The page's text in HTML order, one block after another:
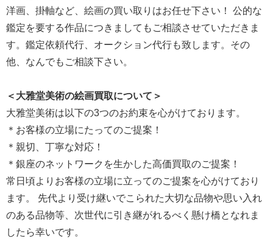
洋画、掛軸など、絵画の買い取りはお任せ下さい！ 公的な
鑑定を要する作品につきましてもご相談させていただきま
す。鑑定依頼代行、オークション代行も致します。その
他、なんでもご相談下さい。
＜大雅堂美術の絵画買取について＞
大雅堂美術は以下の3つのお約束を心がけております。
＊お客様の立場にたってのご提案！
＊親切、丁寧な対応！
＊銀座のネットワークを生かした高価買取のご提案！
常日頃よりお客様の立場に立ってのご提案を心がけており
ます。 先代より受け継いでこられた大切な品物や思い入れ
のある品物等、次世代に引き継がれるべく懸け橋となれま
したら幸いです。